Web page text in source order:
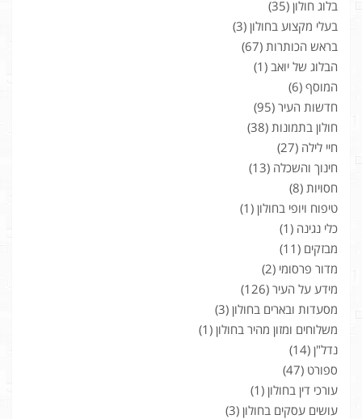
בלוג חולון (35)
בעלי מקצוע בחולון (3)
בראש הכותרות (67)
הבלוג של יואב (1)
המוסף (6)
חדשות העיר (95)
חולון בתמונות (38)
חיי לילה (27)
חינוך והשכלה (13)
חסויות (8)
טיפוח ויופי בחולון (1)
כלי נגינה (1)
מבזקים (11)
מדור פרסומי (2)
מידע על העיר (126)
מסעדות ובארים בחולון (3)
משלוחים ומזון מהיר בחולון (1)
נדל"ן (14)
ספורט (47)
עורכי דין בחולון (1)
עושים עסקים בחולון (3)